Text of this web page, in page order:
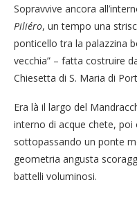
Sopravvive ancora
Piliéro, un tempo una
ponticello tra la palazzina
vecchia” – fatta costruire
Chiesetta di S. Maria di
Era là il largo del
interno di acque chete,
sottopassando un ponte
geometria angusta
battelli voluminosi.